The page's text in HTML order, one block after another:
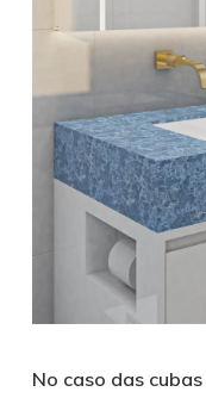
No caso das